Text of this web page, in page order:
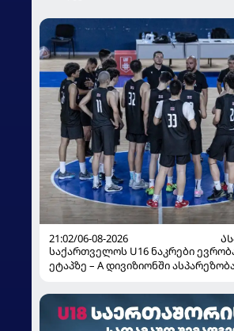
21:02/06-08-2026
საქართველოს U16 ნაკრები
ეტაპზე – A დივიზიონში